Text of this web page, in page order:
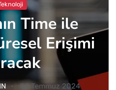
Time ile
Erişimi
04 Temmuz 2024